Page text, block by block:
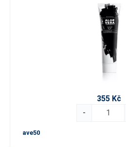
355 Kč
-
ave50